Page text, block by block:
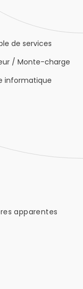
de services
/ Monte-charge
informatique
apparentes